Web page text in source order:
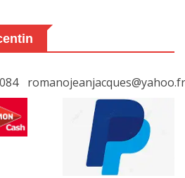
romanojeanjacques@yahoo.fr